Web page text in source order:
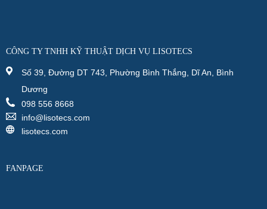
CÔNG TY TNHH KỸ THUẬT DỊCH VỤ LISOTECS
Số 39, Đường DT 743, Phường Bình Thắng, Dĩ An, Bình
Dương
098 556 8668
info@lisotecs.com
lisotecs.com
FANPAGE